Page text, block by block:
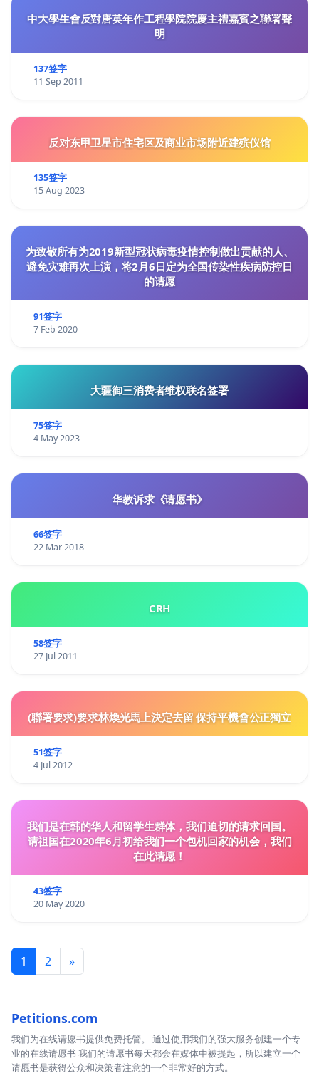
中大學生會反對唐英年作工程學院院慶主禮嘉賓之聯署聲
明
137签字
11 Sep 2011
反对东甲卫星市住宅区及商业市场附近建殡仪馆
135签字
15 Aug 2023
为致敬所有为2019新型冠状病毒疫情控制做出贡献的人、
避免灾难再次上演，将2月6日定为全国传染性疾病防控日
的请愿
91签字
7 Feb 2020
大疆御三消费者维权联名签署
75签字
4 May 2023
华教诉求《请愿书》
66签字
22 Mar 2018
CRH
58签字
27 Jul 2011
(聯署要求)要求林煥光馬上決定去留 保持平機會公正獨立
51签字
4 Jul 2012
我们是在韩的华人和留学生群体，我们迫切的请求回国。
请祖国在2020年6月初给我们一个包机回家的机会，我们
在此请愿！
43签字
20 May 2020
1 2 »
Petitions.com
我们为在线请愿书提供免费托管。 通过使用我们的强大服务创建一个专
业的在线请愿书 我们的请愿书每天都会在媒体中被提起，所以建立一个
请愿书是获得公众和决策者注意的一个非常好的方式。